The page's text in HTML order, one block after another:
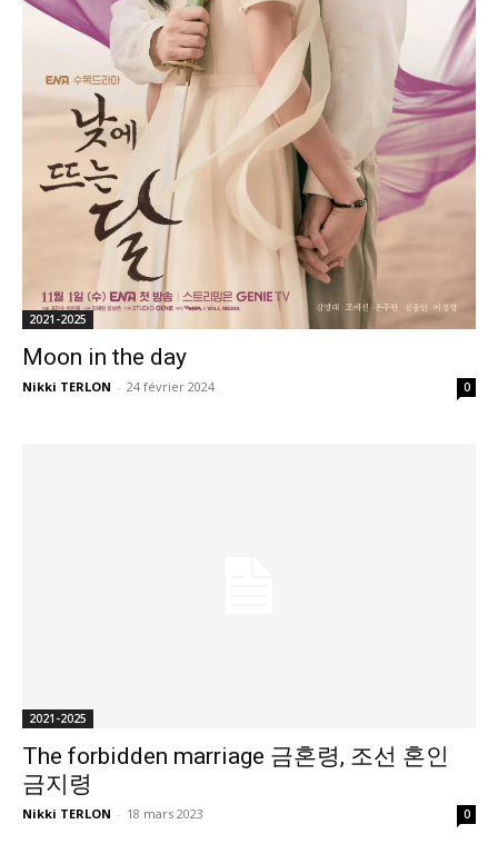
2021-2025
Moon in the day
Nikki TERLON - 24 février 2024 0
2021-2025
The forbidden marriage 금혼령, 조선 혼인
금지령
Nikki TERLON - 18 mars 2023 0